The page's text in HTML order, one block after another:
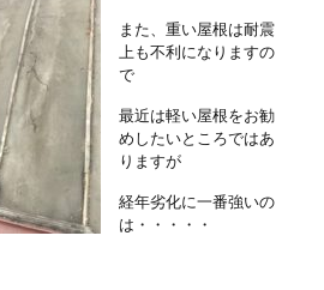
また、重い屋根は耐震
上も不利になりますの
で
最近は軽い屋根をお勧
めしたいところではあ
りますが
経年劣化に一番強いの
は・・・・・